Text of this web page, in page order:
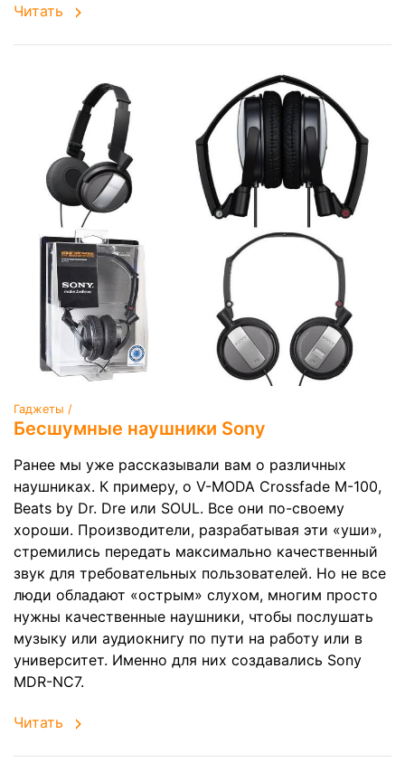
Читать
Гаджеты /
Бесшумные наушники Sony
Ранее мы уже рассказывали вам о различных
наушниках. К примеру, о V-MODA Crossfade M-100,
Beats by Dr. Dre или SOUL. Все они по-своему
хороши. Производители, разрабатывая эти «уши»,
стремились передать максимально качественный
звук для требовательных пользователей. Но не все
люди обладают «острым» слухом, многим просто
нужны качественные наушники, чтобы послушать
музыку или аудиокнигу по пути на работу или в
университет. Именно для них создавались Sony
MDR-NC7.
Читать